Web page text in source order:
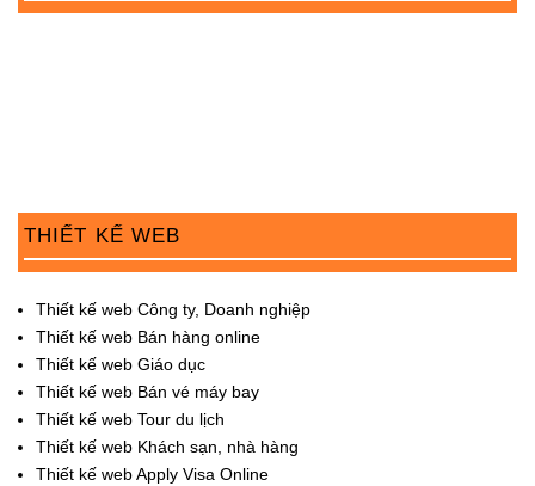
THIẾT KẾ WEB
Thiết kế web Công ty, Doanh nghiệp
Thiết kế web Bán hàng online
Thiết kế web Giáo dục
Thiết kế web Bán vé máy bay
Thiết kế web Tour du lịch
Thiết kế web Khách sạn, nhà hàng
Thiết kế web Apply Visa Online